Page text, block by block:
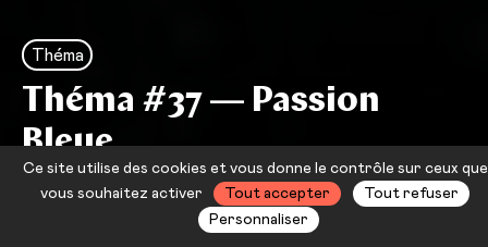
Théma
Théma #37 — Passion
Bleue
24 sept. — 28 mars
Ce site utilise des cookies et vous donne le contrôle sur ceux que
vous souhaitez activer
Tout accepter
Tout refuser
Personnaliser